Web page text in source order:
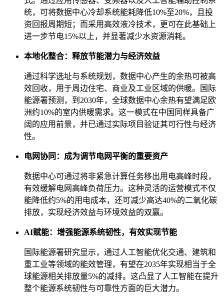
统，可将数据中心冷却系统能耗降低10%至20%，且投
资回报周期短；而采用高效液冷技术，更可在此基础上
进一步节电15%以上，并显著减少水资源消耗。
本地化整合：释放节能潜力与经济效益
通过科学选址与系统规划，数据中心产生的余热可被高
效回收，用于周边住宅、商业及工业区域的供暖。国际
能源署预测，到2030年，全球数据中心余热有望满足欧
洲约10%的室内供暖需求。这一模式在中国同样具备广
阔的应用前景，并已通过实际项目验证其可行性与经济
性。
电网协同：成为调节电网平衡的重要资产
数据中心可通过将非紧急计算任务移出用电高峰时段，
有效缓解电网高峰负荷压力。这种灵活的运营模式不仅
能降低约5%的用电成本，还可减少高达40%的二氧化碳
排放，实现经济效益与环境效益的双赢。
AI赋能：增强能源系统韧性，有效实现节能
国际能源署研究显示，通过人工智能优化交通、建筑和
重工业等领域的能效管理，有望在2035年实现相当于全
球能源相关排放量5%的减排。这凸显了人工智能在提升
整个能源系统韧性与可靠性方面的巨大潜力。